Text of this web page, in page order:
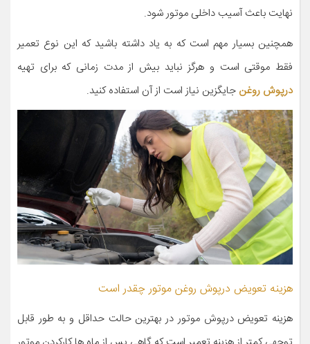
نهایت باعث آسیب داخلی موتور شود.
همچنین بسیار مهم است که به یاد داشته باشید که این نوع تعمیر
فقط موقتی است و هرگز نباید بیش از مدت زمانی که برای تهیه
درپوش روغن جایگزین نیاز است از آن استفاده کنید.
هزینه تعویض درپوش روغن موتور چقدر است
هزینه تعویض درپوش موتور در بهترین حالت حداقل و به طور قابل